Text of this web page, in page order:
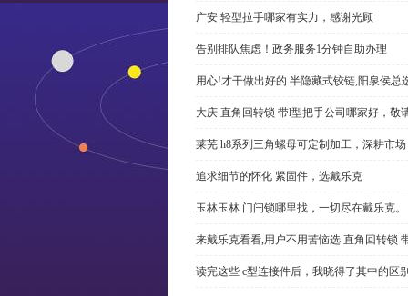
广安 轻型拉手哪家有实力，感谢光顾
告别排队焦虑！政务服务1分钟自助办理
用心!才干做出好的 半隐藏式铰链,阳泉侯总
大庆 直角回转锁 带l型把手公司哪家好，敬
莱芜 h8系列三角螺母可定制加工，深耕市场
追求细节的怀化 紧固件，选戴乐克
玉林玉林 门闩锁哪里找，一切尽在戴乐克。
来戴乐克看看,用户不用苦恼选 直角回转锁
读完这些 c型连接件后，我晓得了其中的区